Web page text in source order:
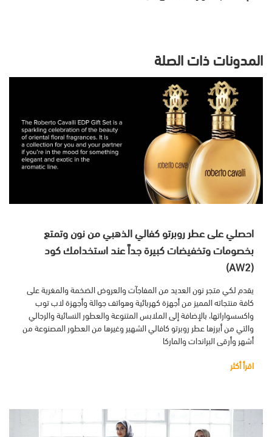
المدونات ذات الصلة
احصلي على عطر روبرتو كفالي الذهبي من نون وتمتع
بخصومات وتخفيضات كبيرة جداً عند استخدامك كود
(AW2)
يقدم لكي متجر نون العديد من المفاجآت والعروض الضخمة والمغرية على
كافة منتجاته المميز من أجهزة كهربائية وهواتف جوالة وأجهزة لاب توب
واكسسواراتها، بالإضافة إلى الملابس المتنوعة والعطور النسائية والرجالي
والتي من أبرزها عطر روبرتو كافالي الشهير وغيرها من العطور المصنوعة من
أشهر وأرقى البراندات والماركا
اقرأ أكثر